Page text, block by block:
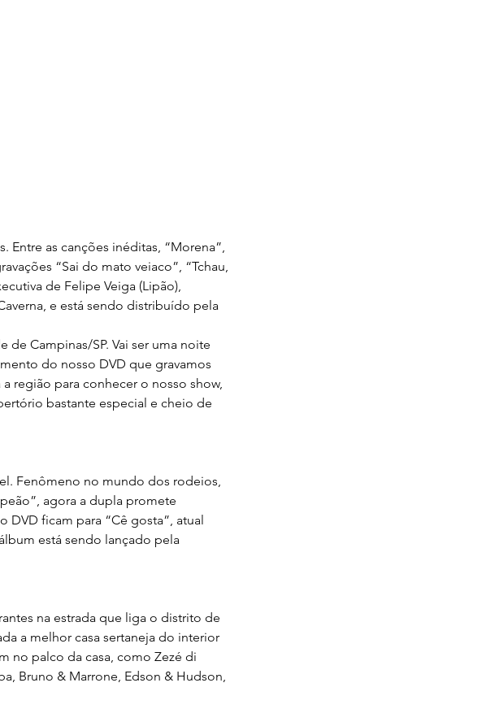
Entre as canções inéditas, “Morena”,
“Sai do mato veiaco”, “Tchau,
de Felipe Veiga (Lipão),
e está sendo distribuído pela
de Campinas/SP. Vai ser uma noite
do nosso DVD que gravamos
região para conhecer o nosso show,
bastante especial e cheio de
Fenômeno no mundo dos rodeios,
agora a dupla promete
DVD ficam para “Cê gosta”, atual
está sendo lançado pela
na estrada que liga o distrito de
a melhor casa sertaneja do interior
no palco da casa, como Zezé di
Bruno & Marrone, Edson & Hudson,